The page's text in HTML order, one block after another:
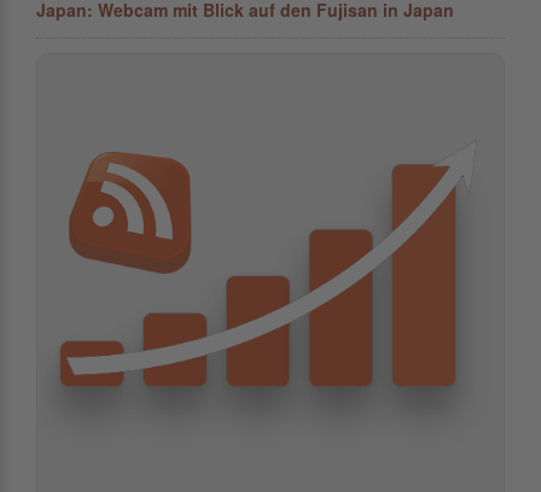
Japan: Webcam mit Blick auf den Fujisan in Japan